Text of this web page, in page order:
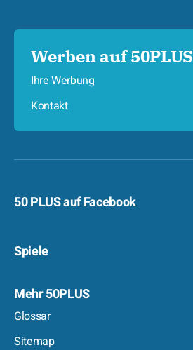
Werben auf 50PLUS
Ihre Werbung
Kontakt
50 PLUS auf Facebook
Spiele
Mehr 50PLUS
Glossar
Sitemap